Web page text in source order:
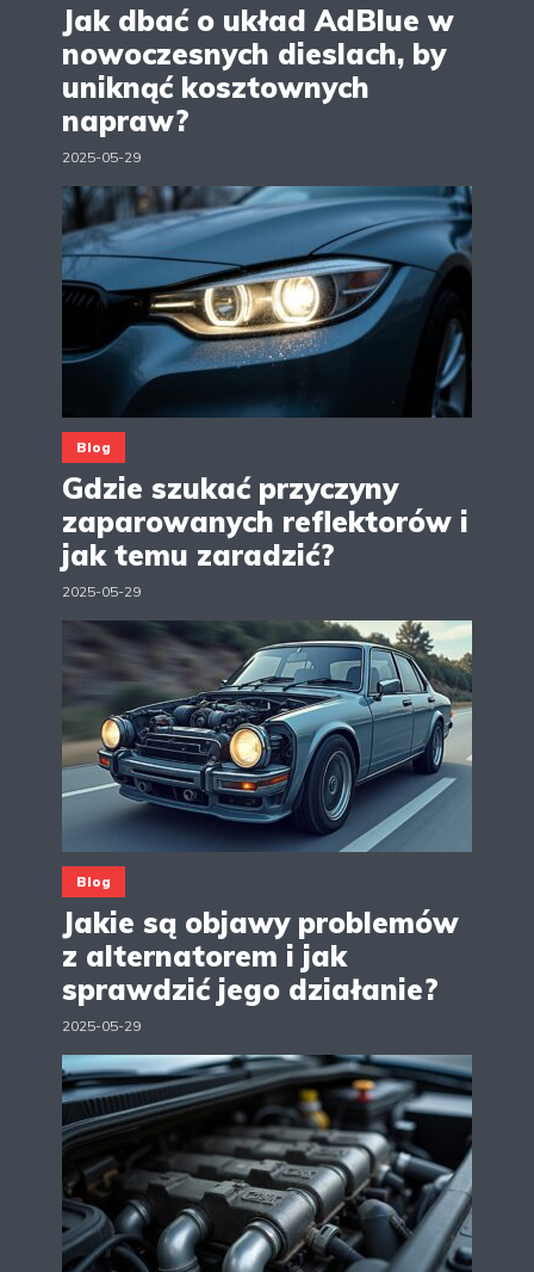
Jak dbać o układ AdBlue w
nowoczesnych dieslach, by
uniknąć kosztownych
napraw?
2025-05-29
Blog
Gdzie szukać przyczyny
zaparowanych reflektorów i
jak temu zaradzić?
2025-05-29
Blog
Jakie są objawy problemów
z alternatorem i jak
sprawdzić jego działanie?
2025-05-29